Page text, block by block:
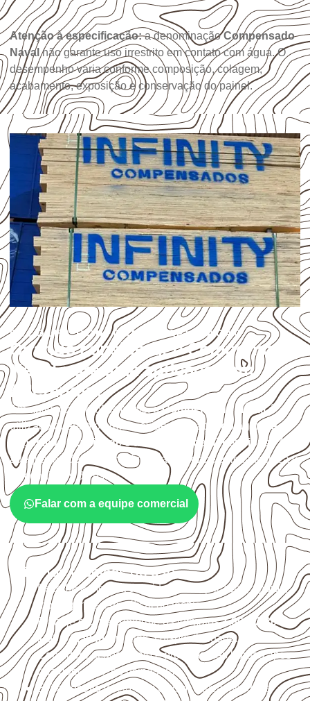
Atenção à especificação:a denominaçãoCompensado
Naval não garante uso irrestrito em contato com água. O
desempenho varia conforme composição, colagem,
acabamento, exposição e conservação do painel.
ESCOLHA CONFORME A APLICAÇÃO
Quando considerar o Compensado
Naval para uma aplicação em
Adelândia?
Em aplicações profissionais, oCompensado Navalé
utilizado quando o projeto exige atenção à colagem, à
exposição à umidade e à estabilidade dimensional . A
adequação deve ser confirmada conforme a ficha técnica e
as condições de uso.
Falar com a equipe comercial
Critérios técnicos de uso
Escolha a medida considerando aplicação, apoios,
montagem e especificação técnica.
Planeje o corte conforme os formatos1,60 × 2,20 m e
1,60 × 2,50 m, sujeitos à disponibilidade.
Considere acabamento e proteção das bordas após
qualquer corte ou usinagem.
Evite contato direto com o solo, chuva, umidade